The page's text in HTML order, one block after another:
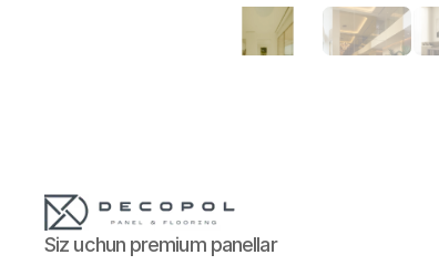
Siz uchun premium panellar